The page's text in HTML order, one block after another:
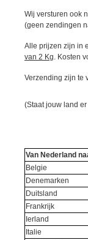
Wij versturen ook
(geen zendingen
Alle prijzen zijn in
van 2 Kg. Kosten
Verzending zijn te
(Staat jouw land
Van Nederland
Belgie
Denemarken
Duitsland
Frankrijk
Ierland
Italie